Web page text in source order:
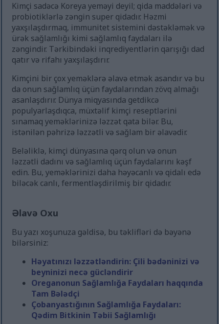
Kimçi sadəcə Koreya yeməyi deyil; qida maddələri və
probiotiklərlə zəngin super qidadır. Həzmi
yaxşılaşdırmaq, immunitet sistemini dəstəkləmək və
ürək sağlamlığı kimi sağlamlıq faydaları ilə
zəngindir. Tərkibindəki inqrediyentlərin qarışığı dad
qatır və rifahı yaxşılaşdırır.
Kimçini bir çox yeməklərə əlavə etmək asandır və bu
da onun sağlamlıq üçün faydalarından zövq almağı
asanlaşdırır. Dünya miqyasında getdikcə
populyarlaşdıqca, müxtəlif kimçi reseptlərini
sınamaq yeməklərinizə ləzzət qata bilər. Bu,
istənilən pəhrizə ləzzətli və sağlam bir əlavədir.
Beləliklə, kimçi dünyasına qərq olun və onun
ləzzətli dadını və sağlamlıq üçün faydalarını kəşf
edin. Bu, yeməklərinizi daha həyəcanlı və qidalı edə
biləcək canlı, fermentləşdirilmiş bir qidadır.
Əlavə Oxu
Bu yazı xoşunuza gəldisə, bu təklifləri də bəyənə
bilərsiniz:
Həyatınızı ləzzətləndirin: Çili bədəninizi və
beyninizi necə gücləndirir
Oreganonun Sağlamlığa Faydaları haqqında
Tam Bələdçi
Çobanyastığının Sağlamlığa Faydaları:
Qədim Bitkinin Təbii Sağlamlığı